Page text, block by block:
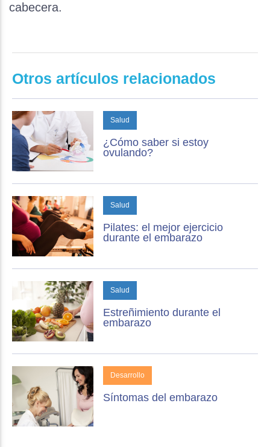
cabecera.
Otros artículos relacionados
Salud
¿Cómo saber si estoy
ovulando?
Salud
Pilates: el mejor ejercicio
durante el embarazo
Salud
Estreñimiento durante el
embarazo
Desarrollo
Síntomas del embarazo